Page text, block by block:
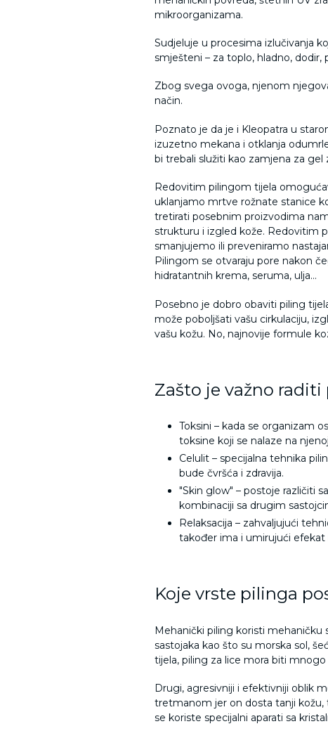
mikroorganizama.
Sudjeluje u procesima izlučivanja
smješteni – za toplo, hladno, dodir,
Zbog svega ovoga, njenom
način.
Poznato je da je i Kleopatra u
izuzetno mekana i otklanja
bi trebali služiti kao zamjena za
Redovitim pilingom tijela
uklanjamo mrtve rožnate stanice
tretirati posebnim proizvodima
strukturu i izgled kože. Redovitim
smanjujemo ili preveniramo
Pilingom se otvaraju pore nakon
hidratantnih krema, seruma, ulja…
Posebno je dobro obaviti piling
može poboljšati vašu cirkulaciju,
vašu kožu. No, najnovije formule
Zašto je važno
Toksini – kada se organizam
toksine koji se nalaze na
Celulit – specijalna tehnika
bude čvršća i zdravija.
"Skin glow" – postoje različiti
kombinaciji sa drugim
Relaksacija – zahvaljujući
također ima i umirujući efekat
Koje vrste pilinga
Mehanički piling koristi mehaničku
sastojaka kao što su morska sol,
tijela, piling za lice mora biti
Drugi, agresivniji i efektivniji oblik
tretmanom jer on dosta tanji kožu,
se koriste specijalni aparati sa